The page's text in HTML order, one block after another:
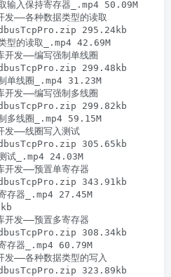
输入保持寄存器_.mp4 50.09M
——各种数据类型的读取
295.24kb
型的读取_.mp4 42.69M
发——编写强制单线圈
299.48kb
单线圈_.mp4 31.23M
发——编写强制多线圈
299.82kb
多线圈_.mp4 59.15M
发——线圈写入测试
305.65kb
试_.mp4 24.03M
开发——预置单寄存器
343.91kb
存器_.mp4 27.45M
开发——预置多寄存器
308.34kb
存器_.mp4 60.79M
——各种数据类型的写入
323.89kb